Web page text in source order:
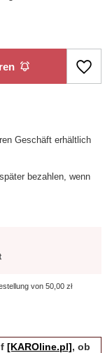
Geschäft erhältlich
bezahlen, wenn
von 50,00 zł
[KAROline.pl], ob